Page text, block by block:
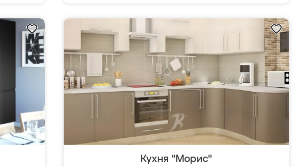
Кухня "Морис"